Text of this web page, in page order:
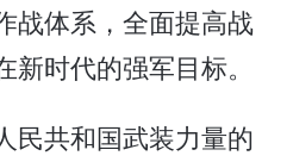
战体系，全面提高战
时代的强军目标。
共和国武装力量的